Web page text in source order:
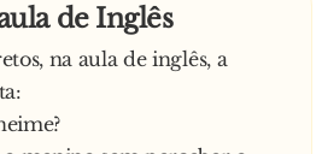
porque não me deixam.
continua a mulher:
cabelo e unhas?
de Inglês
na aula de inglês, a